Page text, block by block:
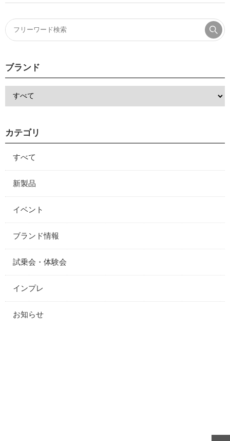
ブランド
カテゴリ
すべて
新製品
イベント
ブランド情報
試乗会・体験会
インプレ
お知らせ